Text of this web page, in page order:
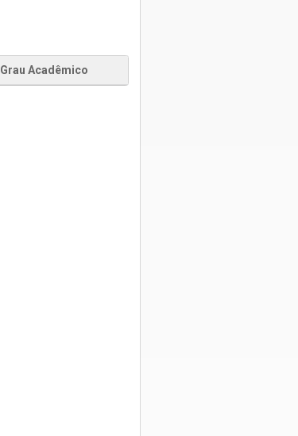
Grau Acadêmico